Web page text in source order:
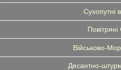
Сухопутні
Військово-
Десантно-